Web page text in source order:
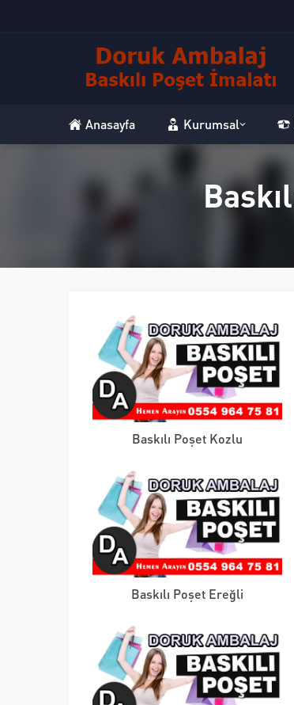
Anasayfa Kurumsal
Baskılı Poşet Kozlu
Baskılı Poşet Ereğli